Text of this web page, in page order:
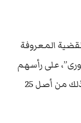
في القضية المعروفة
على رأسهم
هاني الجمل وبيتر جلال يوسف، وذلك من أصل 25